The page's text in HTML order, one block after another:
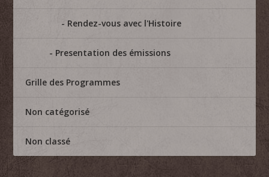
Rendez-vous avec l'Histoire
Presentation des émissions
Grille des Programmes
Non catégorisé
Non classé